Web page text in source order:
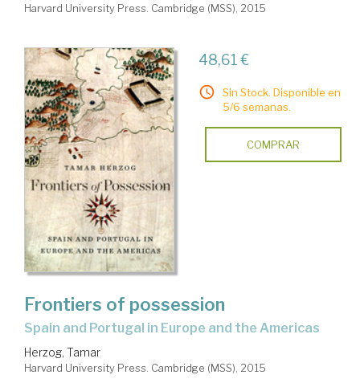
Harvard University Press. Cambridge (MSS), 2015
48,61 €
Sin Stock. Disponible en
5/6 semanas.
COMPRAR
Frontiers of possession
Spain and Portugal in Europe and the Americas
Herzog, Tamar
Harvard University Press. Cambridge (MSS), 2015